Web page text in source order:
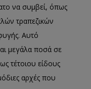
να συμβεί, όπως
τραπεζικών
Αυτό
μεγάλα ποσά σε
τέτοιου είδους
αρχές που